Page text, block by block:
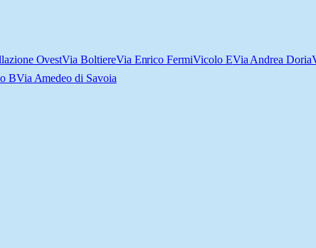
OvestVia BoltiereVia Enrico FermiVicolo EVia Andrea Doria
BVia Amedeo di Savoia